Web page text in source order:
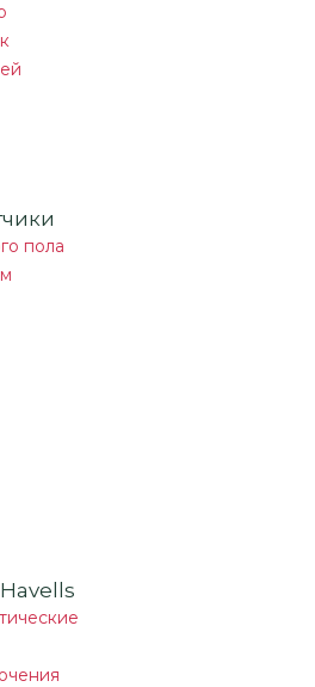
пола